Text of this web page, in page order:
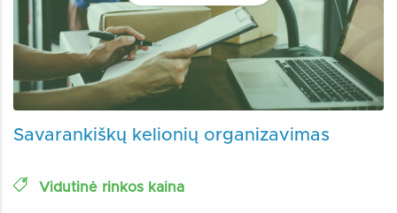
Savarankiškų kelionių organizavimas
Vidutinė rinkos kaina